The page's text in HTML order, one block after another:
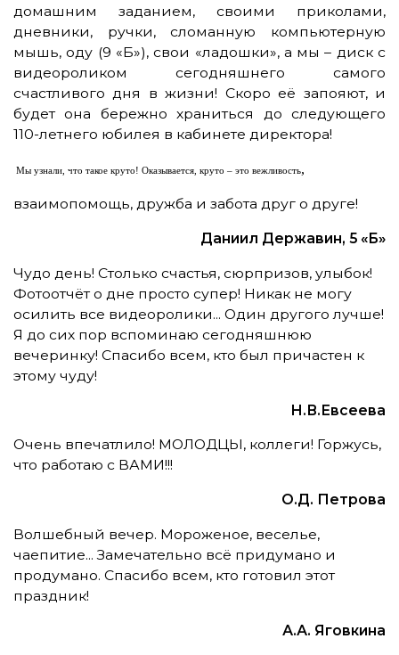
домашним заданием, своими приколами,
дневники, ручки, сломанную компьютерную
мышь, оду (9 «Б»), свои «ладошки», а мы – диск с
видеороликом сегодняшнего самого
счастливого дня в жизни! Скоро её запояют, и
будет она бережно храниться до следующего
110-летнего юбилея в кабинете директора!
Мы узнали, что такое круто! Оказывается, круто – это вежливость,
взаимопомощь, дружба и забота друг о друге!
Даниил Державин, 5 «Б»
Чудо день! Столько счастья, сюрпризов, улыбок!
Фотоотчёт о дне просто супер! Никак не могу
осилить все видеоролики... Один другого лучше!
Я до сих пор вспоминаю сегодняшнюю
вечеринку! Спасибо всем, кто был причастен к
этому чуду!
Н.В.Евсеева
Очень впечатлило! МОЛОДЦЫ, коллеги! Горжусь,
что работаю с ВАМИ!!!
О.Д. Петрова
Волшебный вечер. Мороженое, веселье,
чаепитие... Замечательно всё придумано и
продумано. Спасибо всем, кто готовил этот
праздник!
А.А. Яговкина